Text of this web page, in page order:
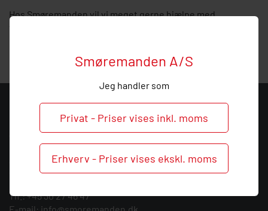
Smøremanden A/S
Jeg handler som
Privat - Priser vises inkl. moms
Erhverv - Priser vises ekskl. moms
Hos Smøremanden vil vi meget gerne hjælpe med
KONTAKT
Smøremanden A/S
CVR: 39683717
Søndergården 3
9640 Farsø
Tlf.:+45 30 27 46 47